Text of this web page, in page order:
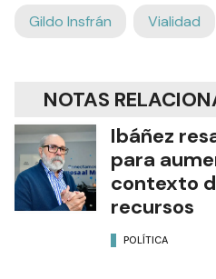
Gildo Insfrán Vialidad
NOTAS
Ibáñez
para
contexto
recursos
POLÍTICA